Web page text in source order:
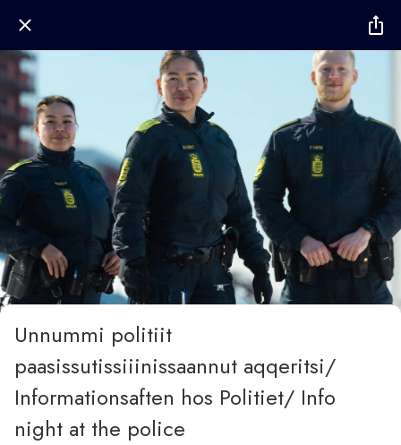
Unnummi politiit
paasissutissiiinissaannut aqqeritsi/
Informationsaften hos Politiet/ Info
night at the police